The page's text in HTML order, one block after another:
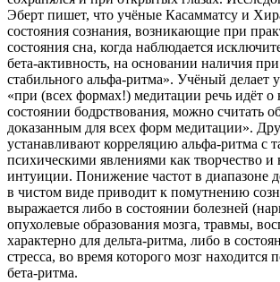
Эберт пишет, что учёные Касамматсу и
состояния сознания, возникающие при
состояния сна, когда наблюдается
бета-активность, на основании наличия при
стабильного альфа-ритма». Учёный делает
«при (всех формах!) медитации речь идёт о
состоянии бодрствования, можно считать
доказанным для всех форм медитации».
устанавливают корреляцию альфа-ритма с
психическими явлениями как творчество
интуиции. Понижение частот в диапазоне
в чистом виде приводит к помутнению
выражается либо в состоянии болезней
опухолевые образования мозга, травмы,
характерно для дельта-ритма, либо в
стресса, во время которого мозг находится
бета-ритма.